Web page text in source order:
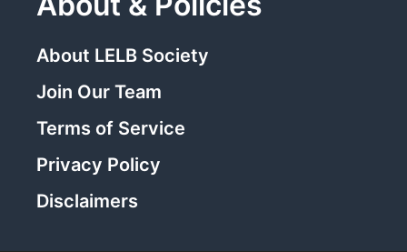
About LELB Society
Join Our Team
Terms of Service
Privacy Policy
Disclaimers